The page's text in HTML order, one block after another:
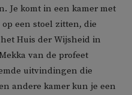
Je komt in een kamer met
een stoel zitten, die
Huis der Wijsheid in
van de profeet
uitvindingen die
andere kamer kun je een